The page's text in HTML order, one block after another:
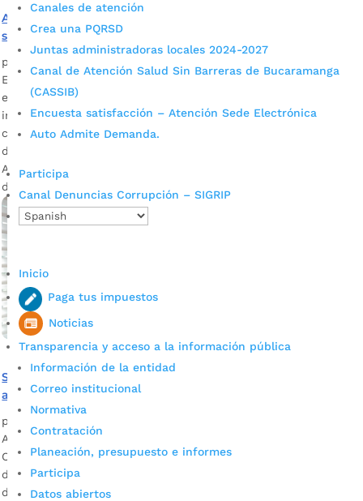
Canales de atención
Crea una PQRSD
Juntas administradoras locales 2024-2027
Canal de Atención Salud Sin Barreras de Bucaramanga
(CASSIB)
Encuesta satisfacción – Atención Sede Electrónica
Auto Admite Demanda.
Participa
Canal Denuncias Corrupción – SIGRIP
Inicio
Paga tus impuestos
Noticias
Transparencia y acceso a la información pública
Información de la entidad
Correo institucional
Normativa
Contratación
Planeación, presupuesto e informes
Participa
Datos abiertos
Alcalde de Bucaramanga verificó instalación de
señalética en Metrolínea
por
El mandatario local, Juan Carlos Cárdenas Rey, visitó la
estación de Provenza de Metrolínea para verificar la
instalación de la señalética en el lugar, así como el
cumplimiento de la ciudadanía con las normas de
distanciamiento social y de protección. Descargar audio:
Alcalde de Bucaramanga, Juan Carlos Cárdenas Desde las 7
de la mañana el […]
Seguiremos denunciando acciones corruptas que
afecten los recursos y el bienestar de los ciudadanos
por
Atendiendo a un directriz clara del alcalde Juan Carlos
Cárdenas, desde la Secretaría de Desarrollo Social se
denunció ante la Fiscalía y la Contraloría a uno de los asilos
de Bucaramanga por presunta corrupción. La secretaria de